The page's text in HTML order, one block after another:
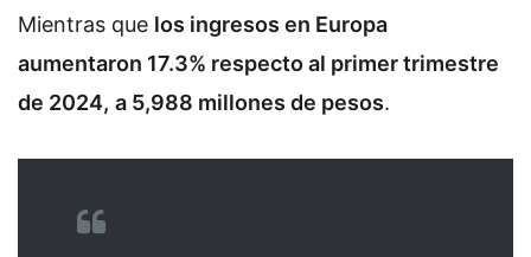
Mientras que los ingresos en Europa
aumentaron 17.3% respecto al primer trimestre
de 2024, a 5,988 millones de pesos.